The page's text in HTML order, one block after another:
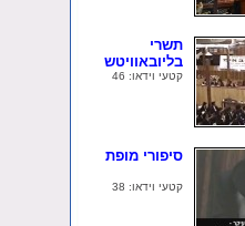
תשרי
בליובאוויטש
קטעי וידאו: 46
סיפורי מופת
קטעי וידאו: 38